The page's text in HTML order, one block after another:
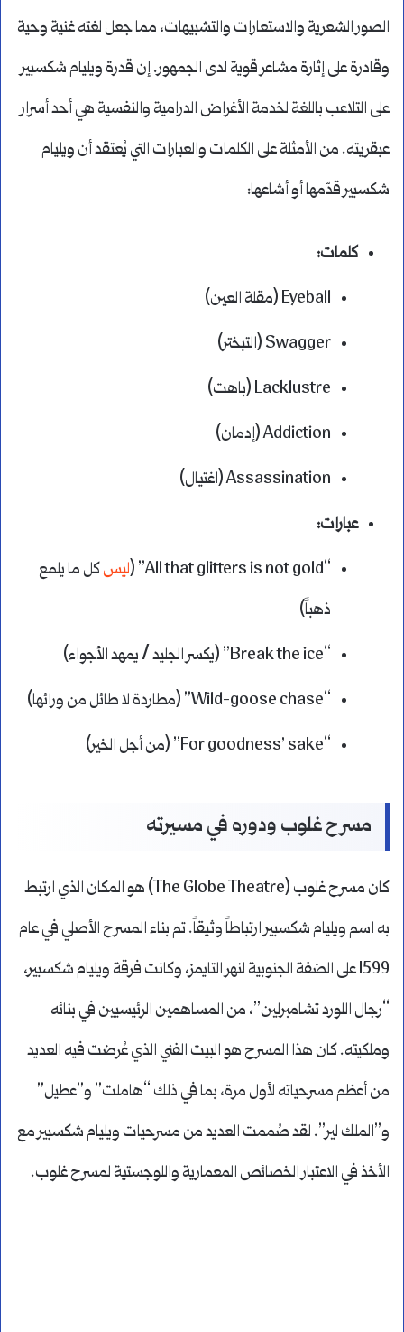
الصور الشعرية والاستعارات والتشبيهات، مما جعل لغته غنية وحية
وقادرة على إثارة مشاعر قوية لدى الجمهور. إن قدرة ويليام شكسبير
على التلاعب باللغة لخدمة الأغراض الدرامية والنفسية هي أحد أسرار
عبقريته. من الأمثلة على الكلمات والعبارات التي يُعتقد أن ويليام
شكسبير قدّمها أو أشاعها:
كلمات:
Eyeball (مقلة العين)
Swagger (التبختر)
Lacklustre (باهت)
Addiction (إدمان)
Assassination (اغتيال)
عبارات:
“All that glitters is not gold” (
ليسكل ما يلمع
ذهباً)
“Break the ice” (يكسر الجليد / يمهد الأجواء)
“Wild-goose chase” (مطاردة لا طائل من ورائها)
“For goodness’ sake” (من أجل الخير)
مسرح غلوب ودوره في مسيرته
كان مسرح غلوب (The Globe Theatre) هو المكان الذي ارتبط
به اسم ويليام شكسبير ارتباطاً وثيقاً. تم بناء المسرح الأصلي في عام
1599 على الضفة الجنوبية لنهر التايمز، وكانت فرقة ويليام شكسبير،
“رجال اللورد تشامبرلين”، من المساهمين الرئيسيين في بنائه
وملكيته. كان هذا المسرح هو البيت الفني الذي عُرضت فيه العديد
من أعظم مسرحياته لأول مرة، بما في ذلك “هاملت” و”عطيل”
و”الملك لير”. لقد صُممت العديد من مسرحيات ويليام شكسبير مع
الأخذ في الاعتبار الخصائص المعمارية واللوجستية لمسرح غلوب.